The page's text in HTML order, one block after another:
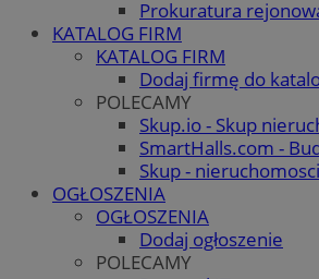
Prokuratura
KATALOG FIRM
KATALOG FIRM
Dodaj firmę do
POLECAMY
Skup.io - Skup
SmartHalls.com -
Skup -
OGŁOSZENIA
OGŁOSZENIA
Dodaj ogłoszenie
POLECAMY